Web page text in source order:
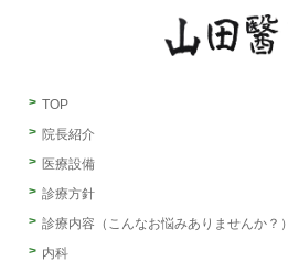
TOP
院長紹介
医療設備
診療方針
診療内容（こんなお悩みありませんか？）
内科